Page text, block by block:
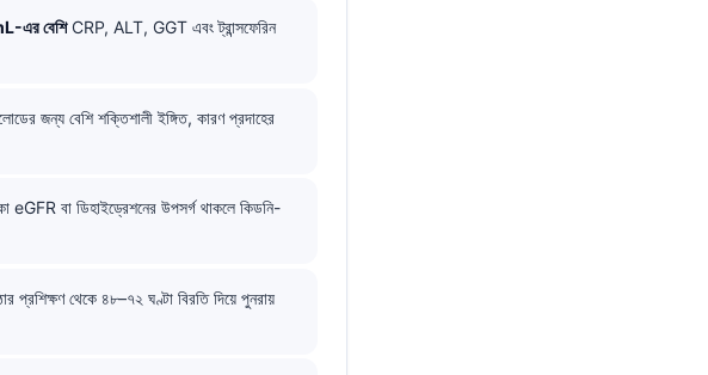
এর বেশিCRP, ALT, GGT এবং ট্রান্সফেরিন
জন্য বেশি শক্তিশালী ইঙ্গিত, কারণ প্রদাহের
বা ডিহাইড্রেশনের উপসর্গ থাকলে কিডনি-
প্রশিক্ষণ থেকে ৪৮–৭২ ঘণ্টা বিরতি দিয়ে পুনরায়